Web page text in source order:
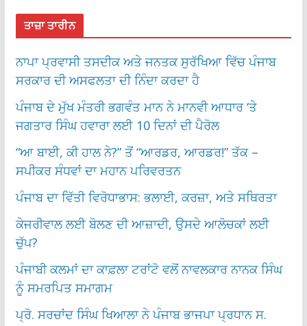
ਤਾਜ਼ਾ ਤਾਰੀਨ
ਨਾਪਾ ਪ੍ਰਵਾਸੀ ਤਸਦੀਕ ਅਤੇ ਜਨਤਕ ਸੁਰੱਖਿਆ ਵਿੱਚ ਪੰਜਾਬ
ਸਰਕਾਰ ਦੀ ਅਸਫਲਤਾ ਦੀ ਨਿੰਦਾ ਕਰਦਾ ਹੈ
ਪੰਜਾਬ ਦੇ ਮੁੱਖ ਮੰਤਰੀ ਭਗਵੰਤ ਮਾਨ ਨੇ ਮਾਨਵੀ ਆਧਾਰ ‘ਤੇ
ਜਗਤਾਰ ਸਿੰਘ ਹਵਾਰਾ ਲਈ 10 ਦਿਨਾਂ ਦੀ ਪੈਰੋਲ
“ਆ ਬਾਈ, ਕੀ ਹਾਲ ਨੇ?” ਤੋਂ “ਆਰਡਰ, ਆਰਡਰ!” ਤੱਕ –
ਸਪੀਕਰ ਸੰਧਵਾਂ ਦਾ ਮਹਾਨ ਪਰਿਵਰਤਨ
ਪੰਜਾਬ ਦਾ ਵਿੱਤੀ ਵਿਰੋਧਾਭਾਸ: ਭਲਾਈ, ਕਰਜ਼ਾ, ਅਤੇ ਸਥਿਰਤਾ
ਕੇਜਰੀਵਾਲ ਲਈ ਬੋਲਣ ਦੀ ਆਜ਼ਾਦੀ, ਉਸਦੇ ਆਲੋਚਕਾਂ ਲਈ
ਚੁੱਪ?
ਪੰਜਾਬੀ ਕਲਮਾਂ ਦਾ ਕਾਫ਼ਲਾ ਟਰਾਂਟੋ ਵਲੋਂ ਨਾਵਲਕਾਰ ਨਾਨਕ ਸਿੰਘ
ਨੂੰ ਸਮਰਪਿਤ ਸਮਾਗਮ
ਪ੍ਰੋ. ਸਰਚਾਂਦ ਸਿੰਘ ਖਿਆਲਾ ਨੇ ਪੰਜਾਬ ਭਾਜਪਾ ਪ੍ਰਧਾਨ ਸ.